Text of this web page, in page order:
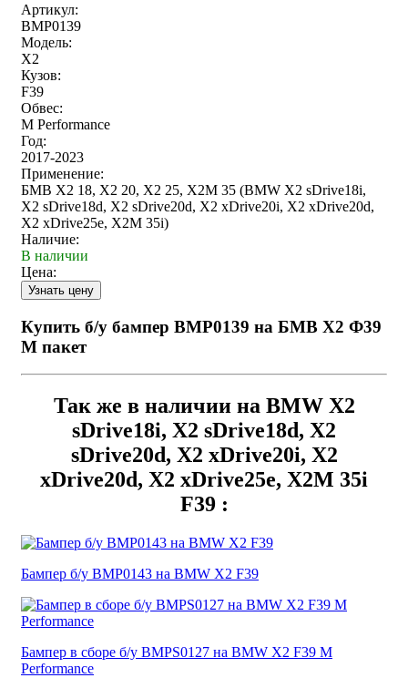
Артикул:
BMP0139
Модель:
X2
Кузов:
F39
Обвес:
M Performance
Год:
2017-2023
Применение:
БМВ Х2 18, Х2 20, Х2 25, Х2М 35 (BMW X2 sDrive18i,
X2 sDrive18d, X2 sDrive20d, X2 xDrive20i, X2 xDrive20d,
X2 xDrive25e, X2M 35i)
Наличие:
В наличии
Цена:
Купить б/у бампер BMP0139 на БМВ Х2 Ф39
М пакет
Так же в наличии на BMW X2
sDrive18i, X2 sDrive18d, X2
sDrive20d, X2 xDrive20i, X2
xDrive20d, X2 xDrive25e, X2M 35i
F39 :
Бампер б/у BMP0143 на BMW X2 F39
Бампер в сборе б/у BMPS0127 на BMW X2 F39 M
Performance